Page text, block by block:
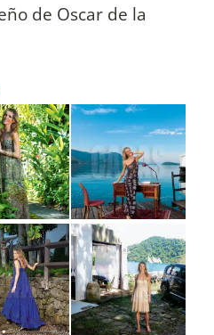
de Oscar de la